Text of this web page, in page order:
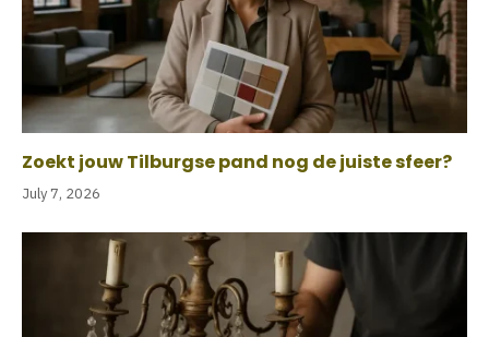
Zoekt jouw Tilburgse pand nog de juiste sfeer?
July 7, 2026